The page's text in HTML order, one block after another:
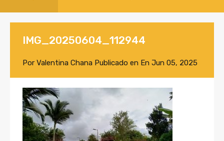
IMG_20250604_112944
Por Valentina Chana Publicado en En Jun 05, 2025